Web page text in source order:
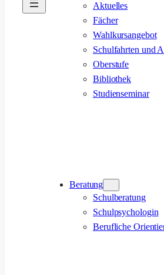
Aktuelles
Fächer
Wahlkursangebot
Schulfahrten und
Oberstufe
Bibliothek
Studienseminar
Beratung
Schulberatung
Schulpsychologin
Berufliche